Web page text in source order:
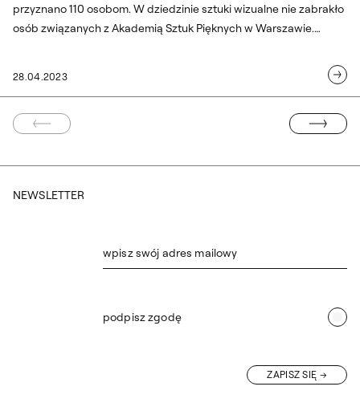
przyznano 110 osobom. W dziedzinie sztuki wizualne nie zabrakło
osób związanych z Akademią Sztuk Pięknych w Warszawie.
28.04.2023
STRONA NASTĘPNA
NEWSLETTER
wpisz swój adres mailowy
podpisz zgodę
ZAPISZ SIĘ